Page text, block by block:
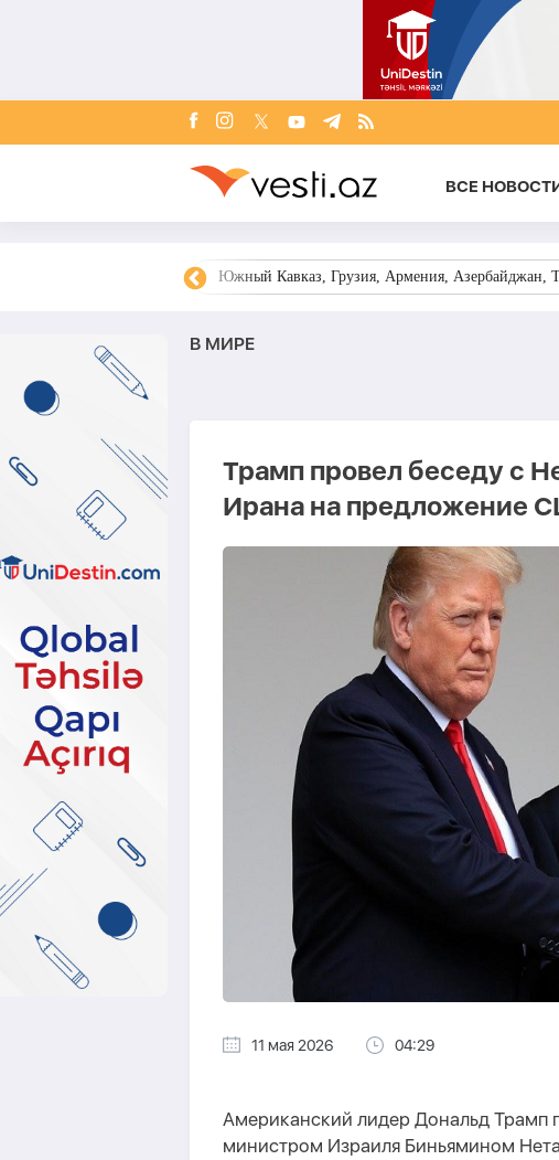
ВСЕ
Южный Кавказ, Грузия, Армения, Азербайджан,
В МИРЕ
Трамп провел беседу с
Ирана на предложение
11 мая 2026 04:29
Американский лидер Дональд Трамп
министром Израиля Биньямином